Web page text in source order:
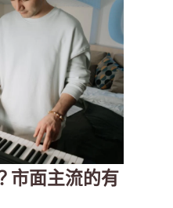
市面主流的有